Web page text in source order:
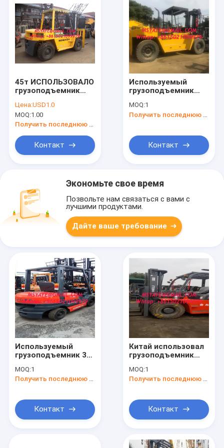
45т ИСПОЛЬЗОВАЛО
грузоподъемник
15Т 38т
штабелеукладчика
ТКМ ТОЙОТА ИСУЗУ
грузоподъемника
калмар
Цена:USD1.0
MOQ:1.00
Получить последнюю цену
Контакт
Используемый
грузоподъемник
грузоподъемник
сделанный в
тонн дизельный
Tcm Fd160 с
двигателем
MOQ:1
Контакт
Экономьте свое время
Позвольте нам связаться с вами с
лучшими продуктами.
Дайте ваше требование
Используемый
грузоподъемник 3
грузоподъемник
грузоподъемника
паллета дизельный
с бортовым
переносом
MOQ:1
Получить последнюю цену
Контакт
Китай использовал
грузоподъемник
грузоподъемник 7
тонн дизельный с
двигателем
MOQ:1
Получить последнюю цену
Контакт